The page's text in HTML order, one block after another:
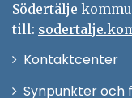
Södertälje
till:
Kontaktcenter
Synpunkter och